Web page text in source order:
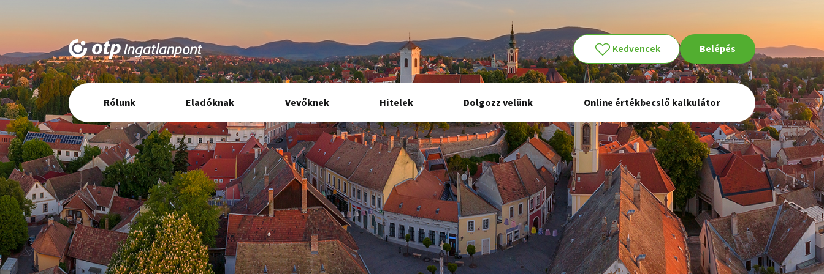
Kedvencek Belépés
Elsődleges
navigáció
Rólunk Eladóknak Vevőknek Hitelek Dolgozz velünk Online értékbecslő kalkulátor